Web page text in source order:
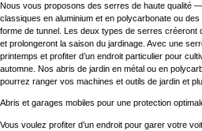
Nous vous proposons des serres de haute qualité —
classiques en aluminium et en polycarbonate ou
forme de tunnel. Les deux types de serres créeront
et prolongeront la saison du jardinage. Avec une
printemps et profiter d’un endroit particulier pour
automne. Nos abris de jardin en métal ou en
pourrez ranger vos machines et outils de jardin et
Abris et garages mobiles pour une protection
Vous voulez profiter d’un endroit pour garer votre